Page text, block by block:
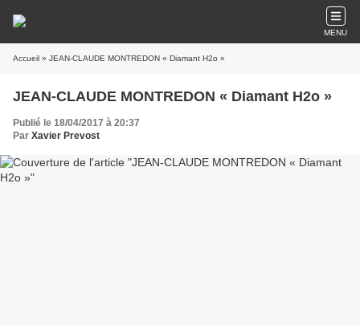
MENU
Accueil » JEAN-CLAUDE MONTREDON « Diamant H2o »
JEAN-CLAUDE MONTREDON « Diamant H2o »
Publié le 18/04/2017 à 20:37
Par Xavier Prevost